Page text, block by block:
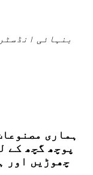
بنہائی
ہماری
پوچھ گچھ کے